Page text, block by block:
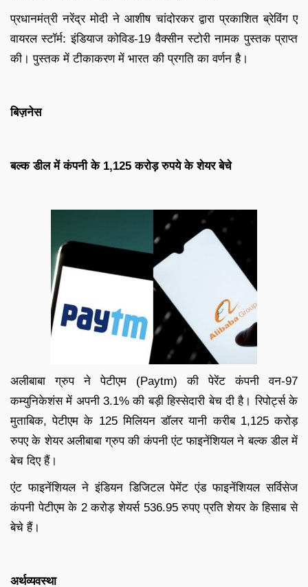
प्रधानमंत्री नरेंद्र मोदी ने आशीष चांदोरकर द्वारा प्रकाशित ब्रेविंग ए
वायरल स्टॉर्म: इंडियाज कोविड-19 वैक्सीन स्टोरी नामक पुस्तक प्राप्त
की। पुस्तक में टीकाकरण में भारत की प्रगति का वर्णन है।
बिज़नेस
बल्क डील में कंपनी के 1,125 करोड़ रुपये के शेयर बेचे
अलीबाबा ग्रुप ने पेटीएम (Paytm) की पेरेंट कंपनी वन-97
कम्युनिकेशंस में अपनी 3.1% की बड़ी हिस्सेदारी बेच दी है। रिपोर्ट्स के
मुताबिक, पेटीएम के 125 मिलियन डॉलर यानी करीब 1,125 करोड़
रुपए के शेयर अलीबाबा ग्रुप की कंपनी एंट फाइनेंशियल ने बल्क डील में
बेच दिए हैं।
एंट फाइनेंशियल ने इंडियन डिजिटल पेमेंट एंड फाइनेंशियल सर्विसेज
कंपनी पेटीएम के 2 करोड़ शेयर्स 536.95 रुपए प्रति शेयर के हिसाब से
बेचे हैं।
अर्थव्यवस्था